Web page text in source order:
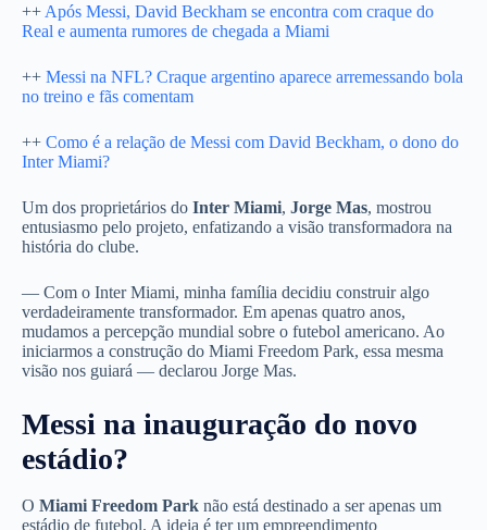
++ Após Messi, David Beckham se encontra com craque do
Real e aumenta rumores de chegada a Miami
++ Messi na NFL? Craque argentino aparece arremessando bola
no treino e fãs comentam
++ Como é a relação de Messi com David Beckham, o dono do
Inter Miami?
Um dos proprietários do Inter Miami, Jorge Mas, mostrou
entusiasmo pelo projeto, enfatizando a visão transformadora na
história do clube.
— Com o Inter Miami, minha família decidiu construir algo
verdadeiramente transformador. Em apenas quatro anos,
mudamos a percepção mundial sobre o futebol americano. Ao
iniciarmos a construção do Miami Freedom Park, essa mesma
visão nos guiará — declarou Jorge Mas.
Messi na inauguração do novo
estádio?
O Miami Freedom Park não está destinado a ser apenas um
estádio de futebol. A ideia é ter um empreendimento